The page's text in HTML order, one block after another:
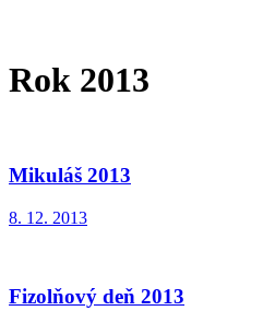
Rok 2013
Mikuláš 2013
8. 12. 2013
Fizolňový deň 2013